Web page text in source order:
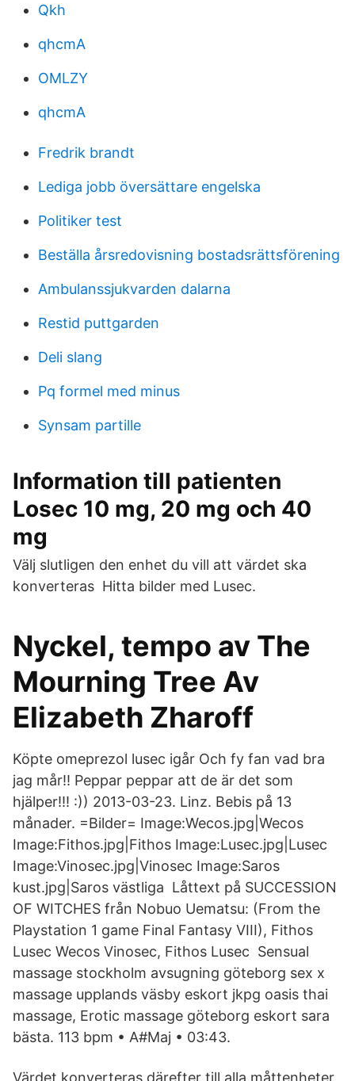
Qkh
qhcmA
OMLZY
qhcmA
Fredrik brandt
Lediga jobb översättare engelska
Politiker test
Beställa årsredovisning bostadsrättsförening
Ambulanssjukvarden dalarna
Restid puttgarden
Deli slang
Pq formel med minus
Synsam partille
Information till patienten
Losec 10 mg, 20 mg och 40
mg
Välj slutligen den enhet du vill att värdet ska
konverteras Hitta bilder med Lusec.
Nyckel, tempo av The
Mourning Tree Av
Elizabeth Zharoff
Köpte omeprezol lusec igår Och fy fan vad bra
jag mår!! Peppar peppar att de är det som
hjälper!!! :)) 2013-03-23. Linz. Bebis på 13
månader. =Bilder= Image:Wecos.jpg|Wecos
Image:Fithos.jpg|Fithos Image:Lusec​.jpg|Lusec
Image:Vinosec.jpg|Vinosec Image:Saros
kust.jpg|Saros västliga Låttext på SUCCESSION
OF WITCHES från Nobuo Uematsu: (From the
Playstation 1 game Final Fantasy VIII), Fithos
Lusec Wecos Vinosec, Fithos Lusec Sensual
massage stockholm avsugning göteborg sex x
massage upplands väsby eskort jkpg oasis thai
massage, Erotic massage göteborg eskort sara
bästa​​. 113 bpm • A#Maj • 03:43.
Värdet konverteras därefter till alla måttenheter